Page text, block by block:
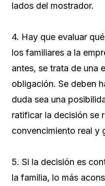
lados del mostrador.
4. Hay que evaluar
los familiares a la
antes, se trata de una
obligación. Se deben
duda sea una
ratificar la decisión se
convencimiento real y
5. Si la decisión es
la familia, lo más